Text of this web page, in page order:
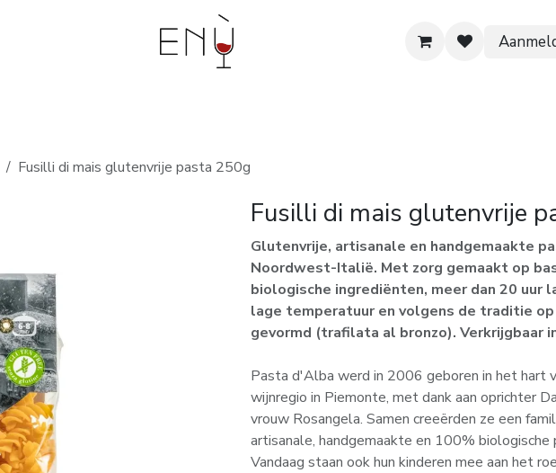
Fusilli di mais glutenvrije pasta 250g
Fusilli di mais glutenvrije
Glutenvrije, artisanale en handgemaakte
Noordwest-Italië. Met zorg gemaakt op
biologische ingrediënten, meer dan 20 uur
lage temperatuur en volgens de traditie
gevormd (trafilata al bronzo). Verkrijgbaar
Pasta d'Alba werd in 2006 geboren in het hart
wijnregio in Piemonte, met dank aan oprichter
vrouw Rosangela. Samen creeërden ze een
artisanale, handgemaakte en 100% biologische
Vandaag staan ook hun kinderen mee aan het